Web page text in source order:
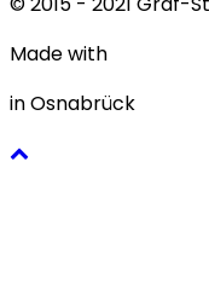
Made with
in Osnabrück